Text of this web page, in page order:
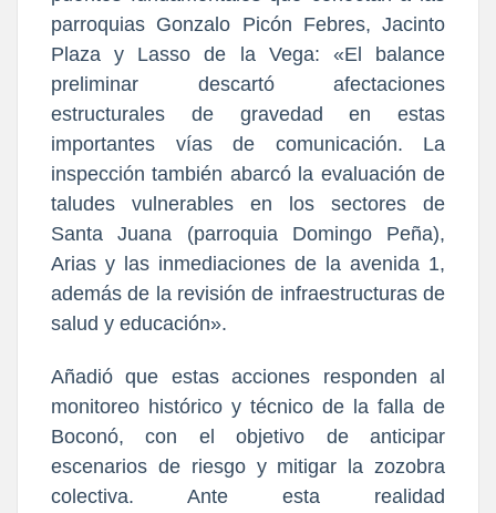
parroquias Gonzalo Picón Febres, Jacinto
Plaza y Lasso de la Vega: «El balance
preliminar descartó afectaciones
estructurales de gravedad en estas
importantes vías de comunicación. La
inspección también abarcó la evaluación de
taludes vulnerables en los sectores de
Santa Juana (parroquia Domingo Peña),
Arias y las inmediaciones de la avenida 1,
además de la revisión de infraestructuras de
salud y educación».
Añadió que estas acciones responden al
monitoreo histórico y técnico de la falla de
Boconó, con el objetivo de anticipar
escenarios de riesgo y mitigar la zozobra
colectiva. Ante esta realidad